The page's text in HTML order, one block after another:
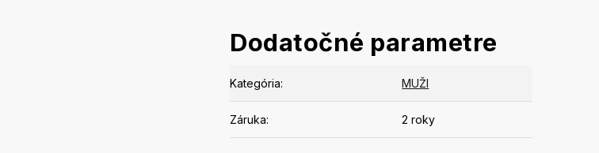
Dodatočné parametre
Kategória: MUŽI
Záruka: 2 roky